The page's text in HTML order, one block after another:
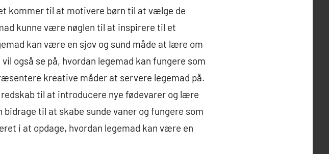
kommer til at motivere børn til at vælge de
kunne være nøglen til at inspirere til et
kan være en sjov og sund måde at lære om
også se på, hvordan legemad kan fungere som
kreative måder at servere legemad på.
til at introducere nye fødevarer og lære
til at skabe sunde vaner og fungere som
i at opdage, hvordan legemad kan være en